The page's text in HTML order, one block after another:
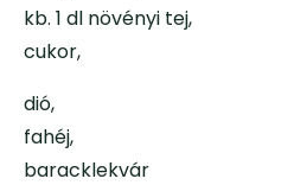
kb. 1 dl növényi tej,
cukor,
dió,
fahéj,
baracklekvár